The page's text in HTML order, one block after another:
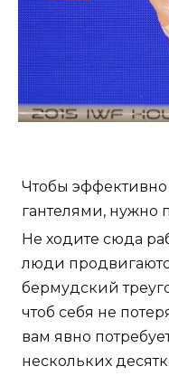
Чтобы эффективно
гантелями, нужно
Не ходите сюда
люди
бермудский
чтоб себя не
вам явно
нескольких